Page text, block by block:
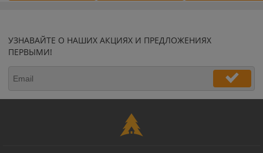
УЗНАВАЙТЕ О НАШИХ АКЦИЯХ И ПРЕДЛОЖЕНИЯХ
ПЕРВЫМИ!